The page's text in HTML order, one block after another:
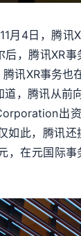
月4日，腾讯
后，腾讯XR
讯XR事务也
，腾讯从前
出资
如此，腾讯还
，在元国际